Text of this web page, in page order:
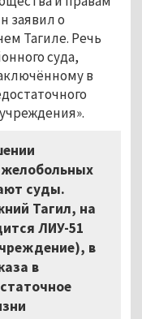
заявил о
Тагиле. Речь
суда,
в
суды.
Тагил, на
ЛИУ-51
в
в